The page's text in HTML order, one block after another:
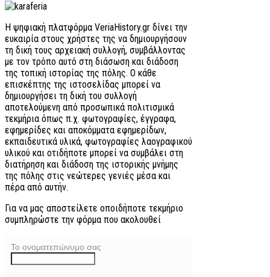
Η ψηφιακή πλατφόρμα VeriaHistory.gr δίνει την
ευκαιρία στους χρήστες της να δημιουργήσουν
τη δική τους αρχειακή συλλογή, συμβάλλοντας
με τον τρόπο αυτό στη διάσωση και διάδοση
της τοπική ιστορίας της πόλης. Ο κάθε
επισκέπτης της ιστοσελίδας μπορεί να
δημιουργήσει τη δική του συλλογή
αποτελούμενη από προσωπικά πολιτισμικά
τεκμήρια όπως π.χ. φωτογραφίες, έγγραφα,
εφημερίδες και αποκόμματα εφημερίδων,
εκπαιδευτικά υλικά, φωτογραφίες λαογραφικού
υλικού και οτιδήποτε μπορεί να συμβάλει στη
διατήρηση και διάδοση της ιστορικής μνήμης
της πόλης στις νεώτερες γενιές μέσα και
πέρα από αυτήν.
Για να μας αποστείλετε οποιδήποτε τεκμήριο
συμπληρώστε την φόρμα που ακολουθεί
Το ονοματεπώνυμο σας